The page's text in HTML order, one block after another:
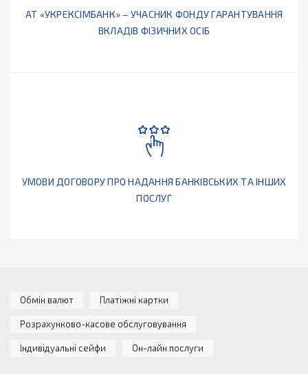
АТ «УКРЕКСІМБАНК» – УЧАСНИК ФОНДУ ГАРАНТУВАННЯ
ВКЛАДІВ ФІЗИЧНИХ ОСІБ
УМОВИ ДОГОВОРУ ПРО НАДАННЯ БАНКІВСЬКИХ ТА ІНШИХ
ПОСЛУГ
Обмін валют Платіжні картки
Розрахунково-касове обслуговування
Індивідуальні сейфи Он-лайн послуги